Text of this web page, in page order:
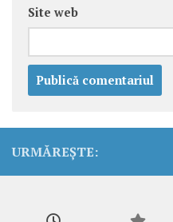
Site web
URMĂREȘTE: